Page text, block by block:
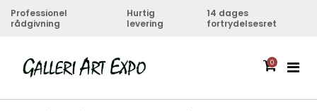
Professionel
rådgivning
Hurtig
levering
14 dages
fortrydelsesret
0